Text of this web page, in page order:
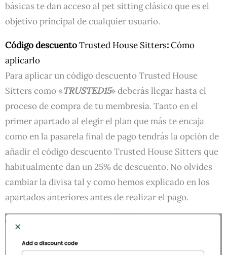
básicas te dan acceso al pet sitting clásico que es el
objetivo principal de cualquier usuario.
Código descuentoTrusted House Sitters:Cómo
aplicarlo
Para aplicar un código descuento Trusted House
Sitters como «TRUSTED15» deberás llegar hasta el
proceso de compra de tu membresía. Tanto en el
primer apartado al elegir el plan que más te encaja
como en la pasarela final de pago tendrás la opción de
añadir el código descuento Trusted House Sitters que
habitualmente dan un 25% de descuento. No olvides
cambiar la divisa tal y como hemos explicado en los
apartados anteriores antes de realizar el pago.